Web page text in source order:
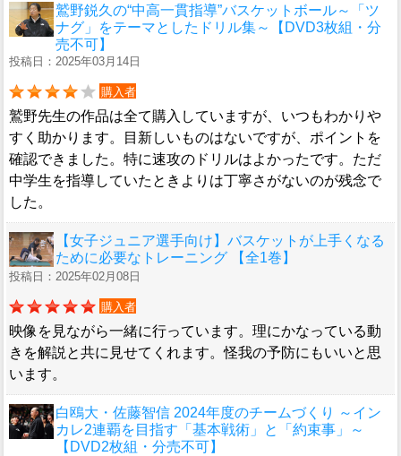
鷲野鋭久の“中高一貫指導”バスケットボール～「ツ
ナグ」をテーマとしたドリル集～【DVD3枚組・分
売不可】
投稿日：2025年03月14日
購入者
鷲野先生の作品は全て購入していますが、いつもわかりや
すく助かります。目新しいものはないですが、ポイントを
確認できました。特に速攻のドリルはよかったです。ただ
中学生を指導していたときよりは丁寧さがないのが残念で
した。
【女子ジュニア選手向け】バスケットが上手くなる
ために必要なトレーニング 【全1巻】
投稿日：2025年02月08日
購入者
映像を見ながら一緒に行っています。理にかなっている動
きを解説と共に見せてくれます。怪我の予防にもいいと思
います。
白鴎大・佐藤智信 2024年度のチームづくり ～イン
カレ2連覇を目指す「基本戦術」と「約束事」～
【DVD2枚組・分売不可】